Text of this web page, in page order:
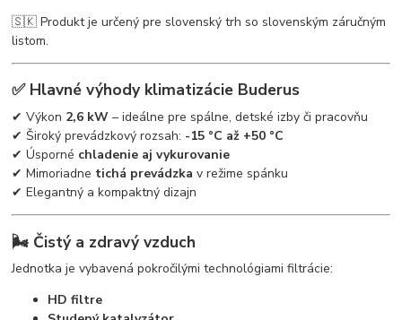
🇸🇰 Produkt je určený pre slovenský trh so slovenským záručným
listom.
✅ Hlavné výhody klimatizácie Buderus
✔ Výkon 2,6 kW – ideálne pre spálne, detské izby či pracovňu
✔ Široký prevádzkový rozsah: -15 °C až +50 °C
✔ Úsporné chladenie aj vykurovanie
✔ Mimoriadne tichá prevádzka v režime spánku
✔ Elegantný a kompaktný dizajn
🌬 Čistý a zdravý vzduch
Jednotka je vybavená pokročilými technológiami filtrácie:
HD filtre